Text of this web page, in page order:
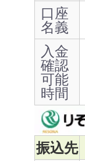
口座
名義
入金
確認
可能
時間
振込先